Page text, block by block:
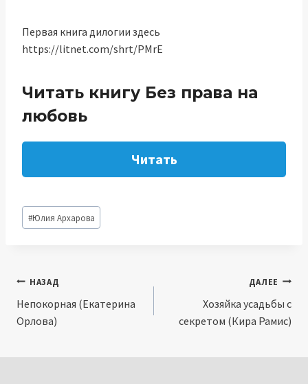
Первая книга дилогии здесь
https://litnet.com/shrt/PMrE
Читать книгу Без права на
любовь
Читать
Метки
записи:
#Юлия Архарова
Навигация
по
НАЗАД
Непокорная (Екатерина
Орлова)
ДАЛЕЕ
Хозяйка усадьбы с
секретом (Кира Рамис)